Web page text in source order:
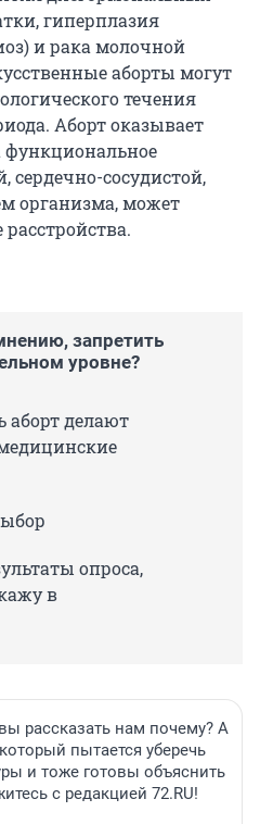
гиперплазия
и рака молочной
аборты могут
течения
Аборт оказывает
функциональное
сердечно-сосудистой,
организма, может
запретить
уровне?
аборт делают
опроса,
в
рассказать нам почему? А
пытается уберечь
и тоже готовы объяснить
с редакцией 72.RU!